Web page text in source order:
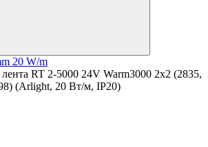
20 W/m
RT 2-5000 24V Warm3000 2x2 (2835,
(Arlight, 20 Вт/м, IP20)